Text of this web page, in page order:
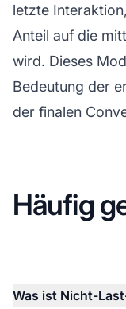
letzte
Anteil auf die
wird. Dieses
Bedeutung der
der finalen
Häufig
Was ist Nicht-